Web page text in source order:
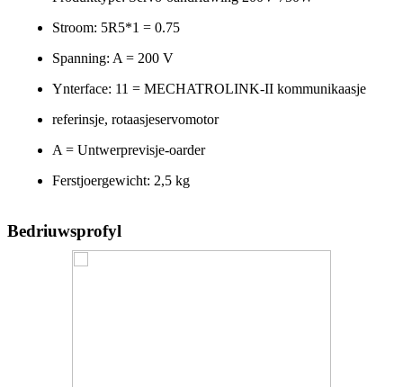
Stroom: 5R5*1 = 0.75
Spanning: A = 200 V
Ynterface: 11 = MECHATROLINK-II kommunikaasje
referinsje, rotaasjeservomotor
A = Untwerprevisje-oarder
Ferstjoergewicht: 2,5 kg
Bedriuwsprofyl